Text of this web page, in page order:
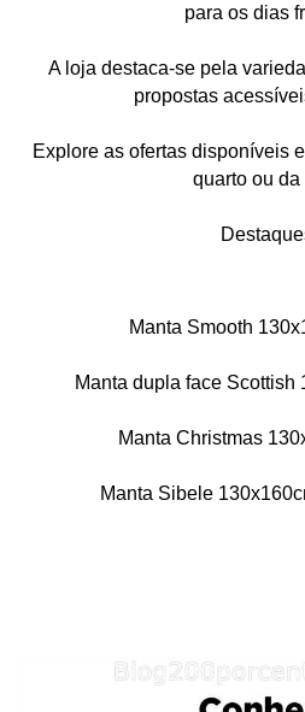
para os dias
A loja destaca-se pela
propostas
Explore as ofertas disponíveis
quarto ou da
Manta Smooth
Manta dupla face Scottish
Manta Christmas
Manta Sibele